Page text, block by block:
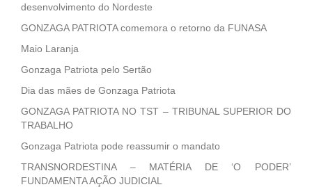
desenvolvimento do Nordeste
GONZAGA PATRIOTA comemora o retorno da FUNASA
Maio Laranja
Gonzaga Patriota pelo Sertão
Dia das mães de Gonzaga Patriota
GONZAGA PATRIOTA NO TST – TRIBUNAL SUPERIOR DO
TRABALHO
Gonzaga Patriota pode reassumir o mandato
TRANSNORDESTINA – MATÉRIA DE ‘O PODER’
FUNDAMENTA AÇÃO JUDICIAL